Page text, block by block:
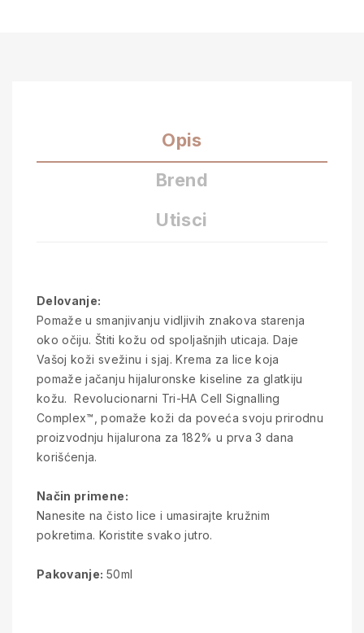
Opis
Brend
Utisci
Delovanje:
Pomaže u smanjivanju vidljivih znakova starenja
oko očiju. Štiti kožu od spoljašnjih uticaja. Daje
Vašoj koži svežinu i sjaj. Krema za lice koja
pomaže jačanju hijaluronske kiseline za glatkiju
kožu. Revolucionarni Tri-HA Cell Signalling
Complex™, pomaže koži da poveća svoju prirodnu
proizvodnju hijalurona za 182% u prva 3 dana
korišćenja.
Način primene:
Nanesite na čisto lice i umasirajte kružnim
pokretima. Koristite svako jutro.
Pakovanje: 50ml